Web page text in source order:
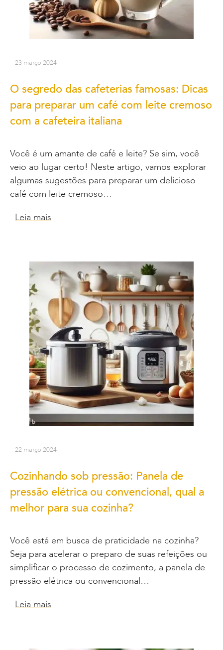
23 março 2024
O segredo das cafeterias famosas: Dicas
para preparar um café com leite cremoso
com a cafeteira italiana
Você é um amante de café e leite? Se sim, você
veio ao lugar certo! Neste artigo, vamos explorar
algumas sugestões para preparar um delicioso
café com leite cremoso…
Leia mais
22 março 2024
Cozinhando sob pressão: Panela de
pressão elétrica ou convencional, qual a
melhor para sua cozinha?
Você está em busca de praticidade na cozinha?
Seja para acelerar o preparo de suas refeições ou
simplificar o processo de cozimento, a panela de
pressão elétrica ou convencional…
Leia mais